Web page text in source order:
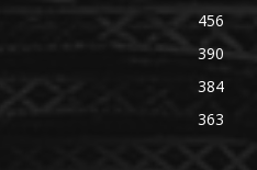
456
390
384
363